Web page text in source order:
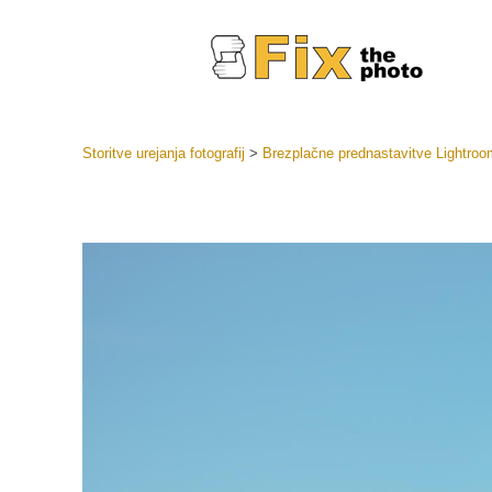
Storitve urejanja fotografij > Brezplačne prednastavitve